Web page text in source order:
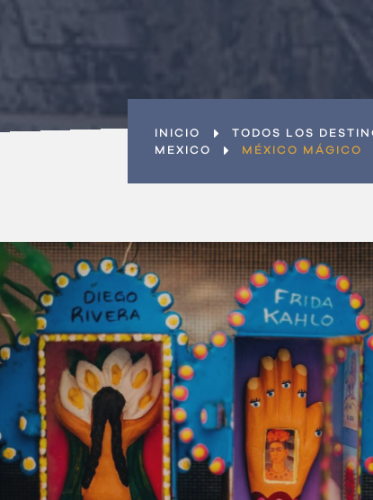
INICIO
TODOS LOS
MEXICO
MÉXICO MÁGICO